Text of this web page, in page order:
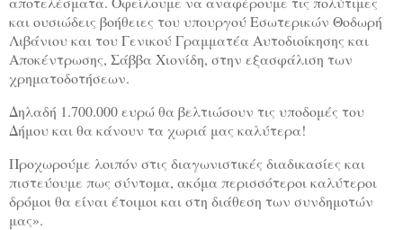
και ουσιώδεις βοήθειες του υπουργού Εσωτερικών Θοδωρή
Λιβάνιου και του Γενικού Γραμματέα Αυτοδιοίκησης και
Αποκέντρωσης, Σάββα Χιονίδη, στην εξασφάλιση των
χρηματοδοτήσεων.
Δηλαδή 1.700.000 ευρώ θα βελτιώσουν τις υποδομές του
Δήμου και θα κάνουν τα χωριά μας καλύτερα!
Προχωρούμε λοιπόν στις διαγωνιστικές διαδικασίες και
πιστεύουμε πως σύντομα, ακόμα περισσότεροι καλύτεροι
δρόμοι θα είναι έτοιμοι και στη διάθεση των συνδημοτών
μας».